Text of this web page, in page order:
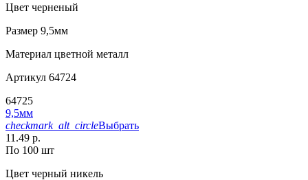
Цвет черненый
Размер 9,5мм
Материал цветной металл
Артикул 64724
64725
9,5мм
checkmark_alt_circleВыбрать
11.49 р.
По 100 шт
Цвет черный никель